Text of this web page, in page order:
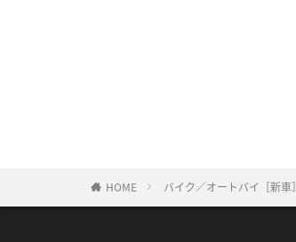
HOME バイク／オートバイ［新車］